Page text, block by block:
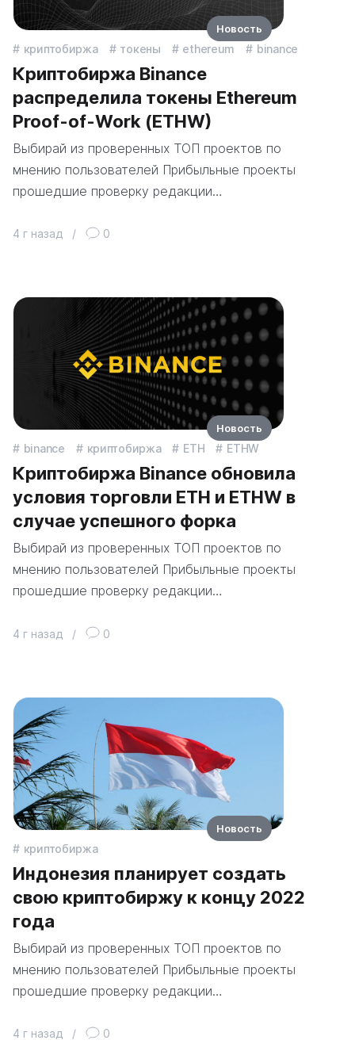
криптобиржа токены ethereum binance
Криптобиржа Binance
распределила токены Ethereum
Proof-of-Work (ETHW)
Выбирай из проверенных ТОП проектов по
мнению пользователей Прибыльные проекты
прошедшие проверку редакции…
4 г назад / 0
Новость
binance криптобиржа ETH ETHW
Криптобиржа Binance обновила
условия торговли ETH и ETHW в
случае успешного форка
Выбирай из проверенных ТОП проектов по
мнению пользователей Прибыльные проекты
прошедшие проверку редакции…
4 г назад / 0
Новость
криптобиржа
Индонезия планирует создать
свою криптобиржу к концу 2022
года
Выбирай из проверенных ТОП проектов по
мнению пользователей Прибыльные проекты
прошедшие проверку редакции…
4 г назад / 0
Новость